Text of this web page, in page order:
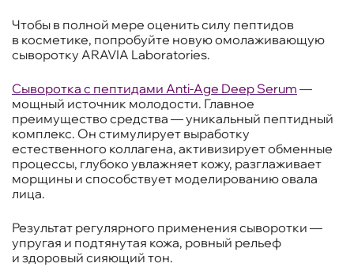
Чтобы в полной мере оценить силу пептидов
в косметике, попробуйте новую омолаживающую
сыворотку ARAVIA Laboratories.
Сыворотка с пептидами Anti-Age Deep Serum —
мощный источник молодости. Главное
преимущество средства — уникальный пептидный
комплекс. Он стимулирует выработку
естественного коллагена, активизирует обменные
процессы, глубоко увлажняет кожу, разглаживает
морщины и способствует моделированию овала
лица.
Результат регулярного применения сыворотки —
упругая и подтянутая кожа, ровный рельеф
и здоровый сияющий тон.